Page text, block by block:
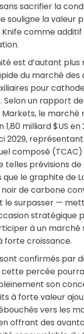
sacrifier la
souligne la valeur
comme
est d’autant
du marché des
pour
Selon un rapport
le marché
1,80 milliard $US en
2029,
composé (TCAC)
telles prévisions de
que le graphite de
noir de carbone
le surpasser —
stratégique
à un marché
forte croissance.
confirmés par
cette percée
son
à forte valeur
vers les
offrant des